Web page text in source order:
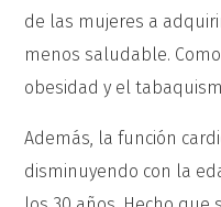
de las mujeres a
menos saludable.
obesidad y el
Además, la función
disminuyendo con la